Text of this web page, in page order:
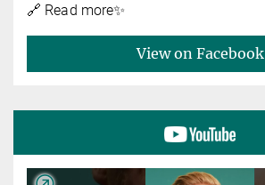
🔗 Read more✨️
View on Facebook